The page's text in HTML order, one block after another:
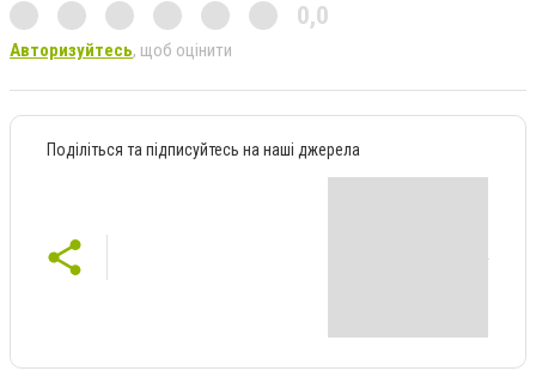
0,0
Авторизуйтесь, щоб оцінити
Поділіться та підписуйтесь на наші джерела